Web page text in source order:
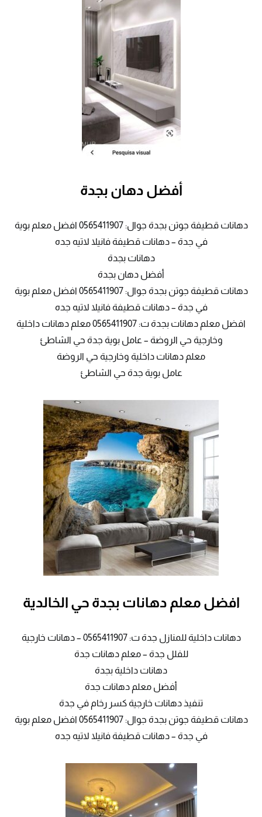
أفضل دهان بجدة
دهانات قطيفة جوتن بجدة جوال: 0565411907 افضل معلم بوية
في جدة – دهانات قطيفة فانيلا لاتيه جده
دهانات بجدة
أفضل دهان بجدة
دهانات قطيفة جوتن بجدة جوال: 0565411907 افضل معلم بوية
في جدة – دهانات قطيفة فانيلا لاتيه جده
افضل معلم دهانات بجدة ت: 0565411907 معلم دهانات داخلية
وخارجية حي الروضة – عامل بوية جدة حي الشاطئ
معلم دهانات داخلية وخارجية حي الروضة
عامل بوية جدة حي الشاطئ
افضل معلم دهانات بجدة حي الخالدية
دهانات داخلية للمنازل جدة ت: 0565411907 – دهانات خارجية
للفلل جدة – معلم دهانات جدة
دهانات داخلية بجدة
أفضل معلم دهانات جدة
تنفيذ دهانات خارجية كسر رخام في جدة
دهانات قطيفة جوتن بجدة جوال: 0565411907 افضل معلم بوية
في جدة – دهانات قطيفة فانيلا لاتيه جده